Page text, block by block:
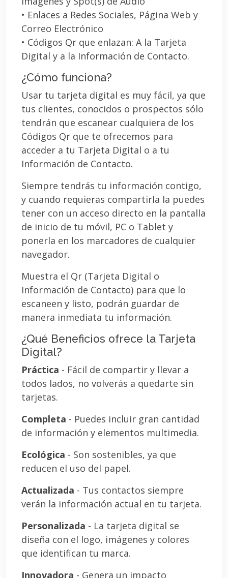
• Enlaces a Redes Sociales, Página Web y
Correo Electrónico
• Códigos Qr que enlazan: A la Tarjeta
Digital y a la Información de Contacto.
¿Cómo funciona?
Usar tu tarjeta digital es muy fácil, ya que
tus clientes, conocidos o prospectos sólo
tendrán que escanear cualquiera de los
Códigos Qr que te ofrecemos para
acceder a tu Tarjeta Digital o a tu
Información de Contacto.
Siempre tendrás tu información contigo,
y cuando requieras compartirla la puedes
tener con un acceso directo en la pantalla
de inicio de tu móvil, PC o Tablet y
ponerla en los marcadores de cualquier
navegador.
Muestra el Qr (Tarjeta Digital o
Información de Contacto) para que lo
escaneen y listo, podrán guardar de
manera inmediata tu información.
¿Qué Beneficios ofrece la Tarjeta
Digital?
Práctica - Fácil de compartir y llevar a
todos lados, no volverás a quedarte sin
tarjetas.
Completa - Puedes incluir gran cantidad
de información y elementos multimedia.
Ecológica - Son sostenibles, ya que
reducen el uso del papel.
Actualizada - Tus contactos siempre
verán la información actual en tu tarjeta.
Personalizada - La tarjeta digital se
diseña con el logo, imágenes y colores
que identifican tu marca.
Innovadora - Genera un impacto